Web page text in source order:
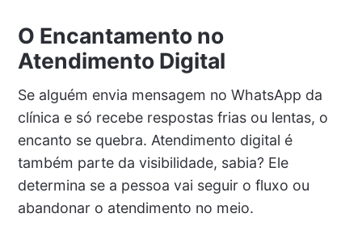
O Encantamento no
Atendimento Digital
Se alguém envia mensagem no WhatsApp da
clínica e só recebe respostas frias ou lentas, o
encanto se quebra. Atendimento digital é
também parte da visibilidade, sabia? Ele
determina se a pessoa vai seguir o fluxo ou
abandonar o atendimento no meio.